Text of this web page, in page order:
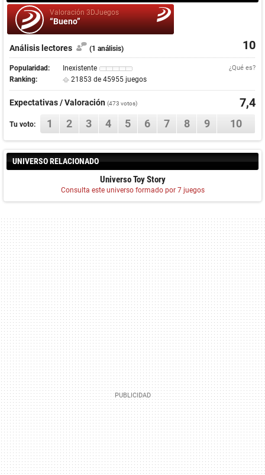
Valoración 3DJuegos
“Bueno”
10
Análisis lectores (1 análisis)
Popularidad: Inexistente ¿Qué es?
Ranking: 21853 de 45955 juegos
Expectativas / Valoración (473 votos) 7,4
Tu voto: 1 2 3 4 5 6 7 8 9 10
UNIVERSO RELACIONADO
Universo Toy Story
Consulta este universo formado por 7 juegos